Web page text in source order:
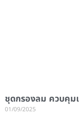
ชุดกรองลม ควบคุม
01/09/2025